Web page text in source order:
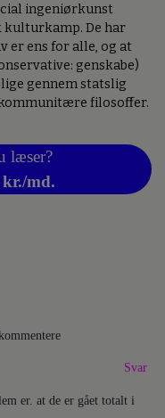
ingeniørkunst
De har
er ens for alle, og at
genskabe)
gennem statslig
kommunitære filosoffer.
læser?
md.
er. at de er gået totalt i
Svar